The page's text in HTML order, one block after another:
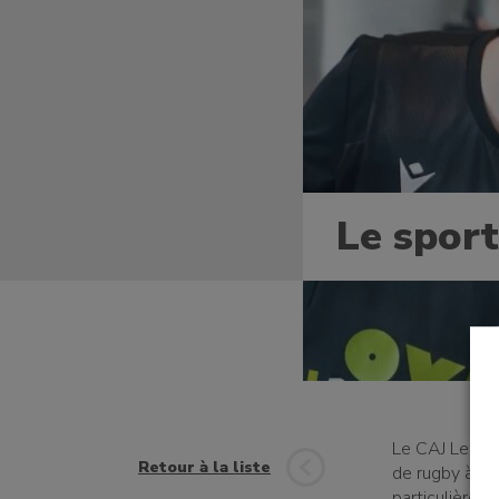
à l'emploi
Le
Retour à la liste
Le CAJ Les
de rugby à